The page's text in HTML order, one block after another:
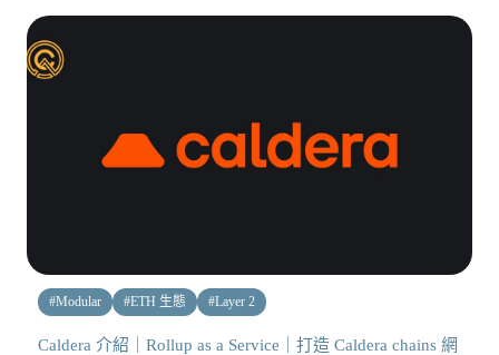
#Modular #ETH 生態 #Layer 2
Caldera 介紹｜Rollup as a Service｜打造 Caldera chains 網